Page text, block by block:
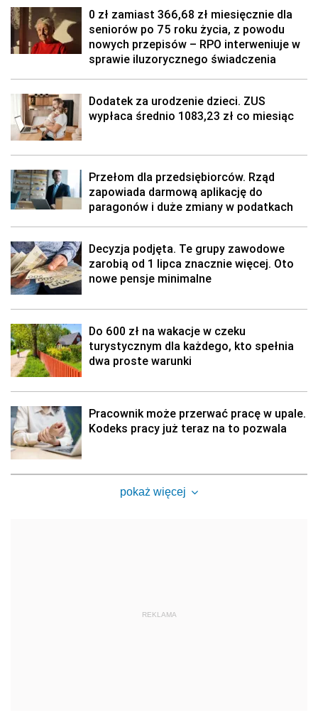
0 zł zamiast 366,68 zł miesięcznie dla
seniorów po 75 roku życia, z powodu
nowych przepisów – RPO interweniuje w
sprawie iluzorycznego świadczenia
Dodatek za urodzenie dzieci. ZUS
wypłaca średnio 1083,23 zł co miesiąc
Przełom dla przedsiębiorców. Rząd
zapowiada darmową aplikację do
paragonów i duże zmiany w podatkach
Decyzja podjęta. Te grupy zawodowe
zarobią od 1 lipca znacznie więcej. Oto
nowe pensje minimalne
Do 600 zł na wakacje w czeku
turystycznym dla każdego, kto spełnia
dwa proste warunki
Pracownik może przerwać pracę w upale.
Kodeks pracy już teraz na to pozwala
pokaż więcej
REKLAMA